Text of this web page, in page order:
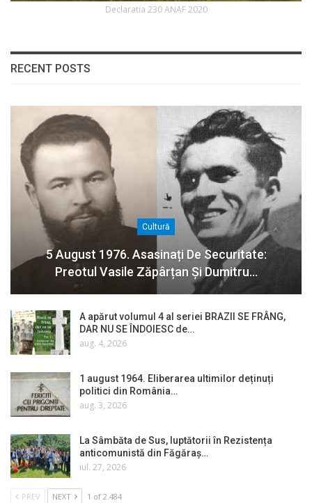
Declaratia 230 ANAF 2020
RECENT POSTS
Cultură
5 August 1976. Asasinați De Securitate:
Preotul Vasile Zăpârțan Și Dumitru…
A apărut volumul 4 al seriei BRAZII SE FRÂNG,
DAR NU SE ÎNDOIESC de…
aug. 4, 2026
1 august 1964. Eliberarea ultimilor deținuți
politici din România…
aug. 3, 2026
La Sâmbăta de Sus, luptătorii în Rezistența
anticomunistă din Făgăraș…
iul. 27, 2026
PREV NEXT 1 of 2.484